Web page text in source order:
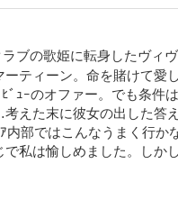
ブの歌姫に転身したヴィ
ティーン。命を賭けて愛
ｭｰのオファー。でも条件
えた末に彼女の出した答
部ではこんなうまく行か
私は愉しめました。しか